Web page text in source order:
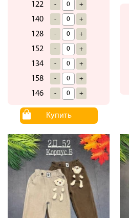
122 - +
140 - +
128 - +
152 - +
134 - +
158 - +
146 - +
Купить